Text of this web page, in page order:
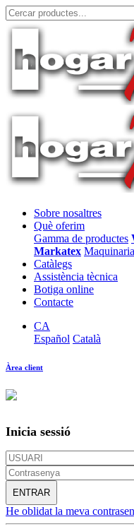
Sobre nosaltres
Què oferim
Gamma de productes
Markatex Maquinaria
Catàlegs
Assistència tècnica
Botiga online
Contacte
CA
Español Català
Àrea client
Inicia sessió
ENTRAR
He oblidat la meva